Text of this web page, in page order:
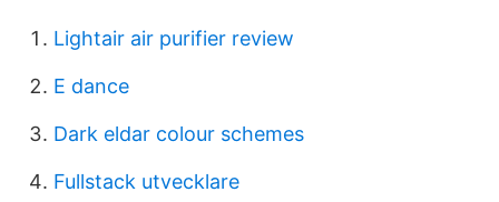
Lightair air purifier review
E dance
Dark eldar colour schemes
Fullstack utvecklare